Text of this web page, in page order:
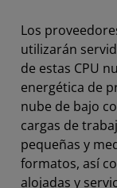
Los
utilizarán
de estas CPU
energética de
nube de bajo
cargas de
pequeñas y
formatos, así
alojadas y